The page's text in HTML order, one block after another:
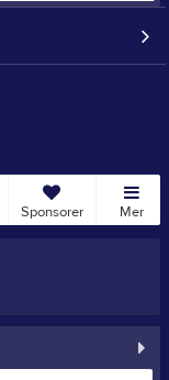
Sponsorer Mer